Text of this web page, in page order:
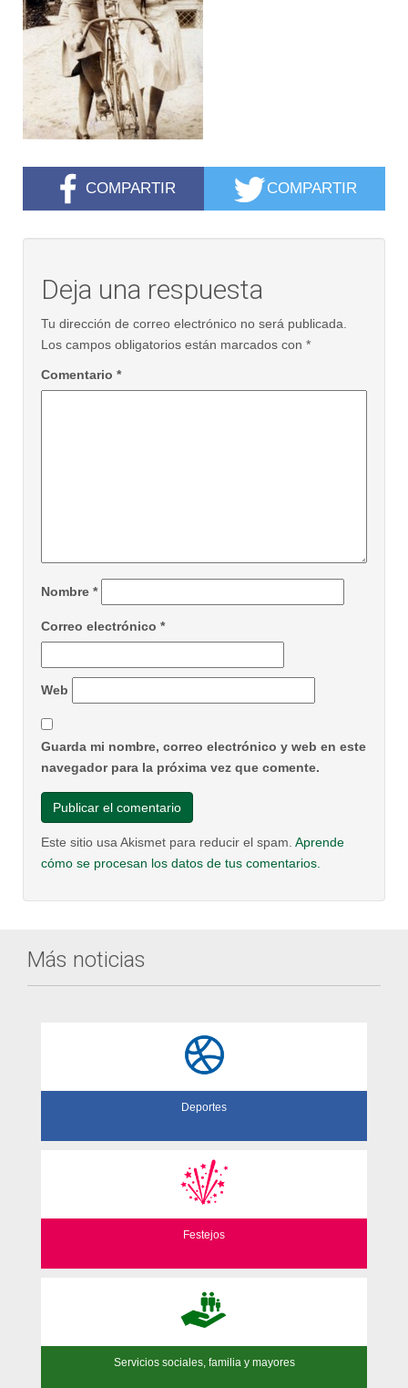
COMPARTIR COMPARTIR
Deja una respuesta
Tu dirección de correo electrónico no será publicada.
Los campos obligatorios están marcados con *
Comentario *
Nombre *
Correo electrónico *
Web
Guarda mi nombre, correo electrónico y web en este
navegador para la próxima vez que comente.
Este sitio usa Akismet para reducir el spam. Aprende
cómo se procesan los datos de tus comentarios.
Más noticias
Deportes
Festejos
Servicios sociales, familia y mayores